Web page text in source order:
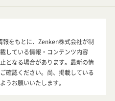
をもとに、Zenken株式会社が制
している情報・コンテンツ内容
となる場合があります。最新の情
確認ください。尚、掲載している
うお願いいたします。